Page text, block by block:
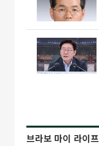
브라보 마이 라이프